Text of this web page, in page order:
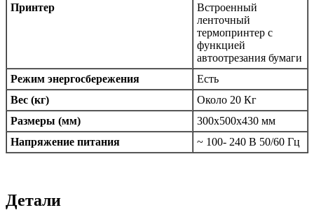
Принтер
Встроенный
ленточный
термопринтер с
функцией
автоотрезания бумаги
Режим энергосбережения
Есть
Вес (кг)
Около 20 Кг
Размеры (мм)
300х500х430 мм
Напряжение питания
~ 100- 240 В 50/60 Гц
Детали